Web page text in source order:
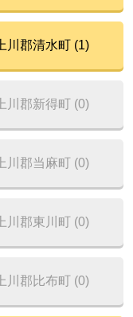
上川郡清水町 (1)
上川郡新得町 (0)
上川郡当麻町 (0)
上川郡東川町 (0)
上川郡比布町 (0)